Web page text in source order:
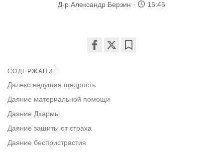
Д-р Александр Берзин 15:45
СОДЕРЖАНИЕ
Далеко ведущая щедрость
Даяние материальной помощи
Даяние Дхармы
Даяние защиты от страха
Даяние беспристрастия